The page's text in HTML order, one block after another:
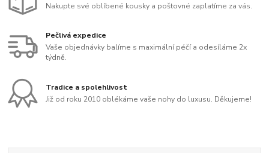
Nakupte své oblíbené kousky a poštovné zaplatíme za vás.
Pečlivá expedice
Vaše objednávky balíme s maximální péčí a odesíláme 2x
týdně.
Tradice a spolehlivost
Již od roku 2010 oblékáme vaše nohy do luxusu. Děkujeme!